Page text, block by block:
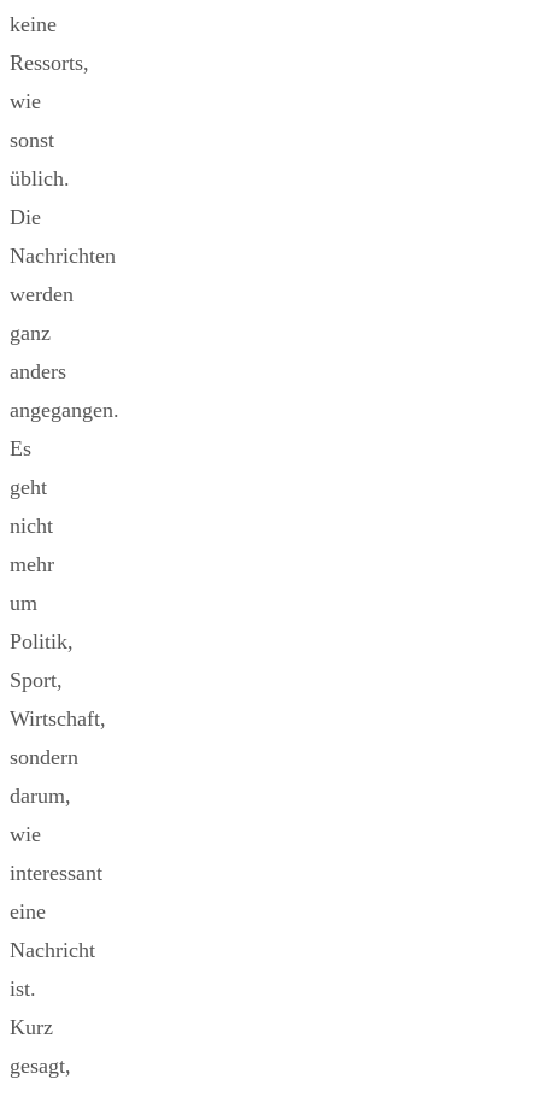
keine
Ressorts,
wie
sonst
üblich.
Die
Nachrichten
werden
ganz
anders
angegangen.
Es
geht
nicht
mehr
um
Politik,
Sport,
Wirtschaft,
sondern
darum,
wie
interessant
eine
Nachricht
ist.
Kurz
gesagt,